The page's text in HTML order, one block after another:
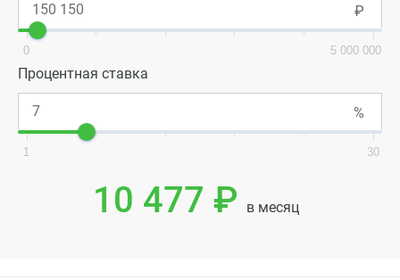
0 5 000 000
Процентная ставка
1 30
10 477 ₽ в месяц